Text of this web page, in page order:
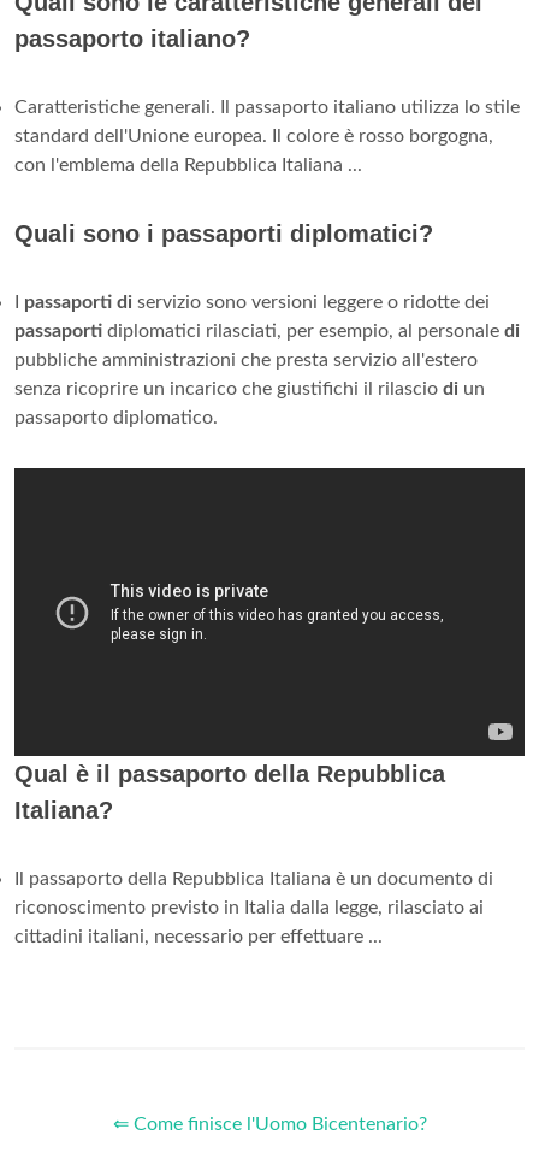
passaporto italiano?
Caratteristiche generali. Il passaporto italiano utilizza lo stile
standard dell'Unione europea. Il colore è rosso borgogna,
con l'emblema della Repubblica Italiana ...
Quali sono i passaporti diplomatici?
passaporti di servizio sono versioni leggere o ridotte dei
passaporti diplomatici rilasciati, per esempio, al personale di
pubbliche amministrazioni che presta servizio all'estero
senza ricoprire un incarico che giustifichi il rilascio di un
passaporto diplomatico.
Qual è il passaporto della Repubblica
Italiana?
Il passaporto della Repubblica Italiana è un documento di
riconoscimento previsto in Italia dalla legge, rilasciato ai
cittadini italiani, necessario per effettuare ...
⇐ Come finisce l'Uomo Bicentenario?